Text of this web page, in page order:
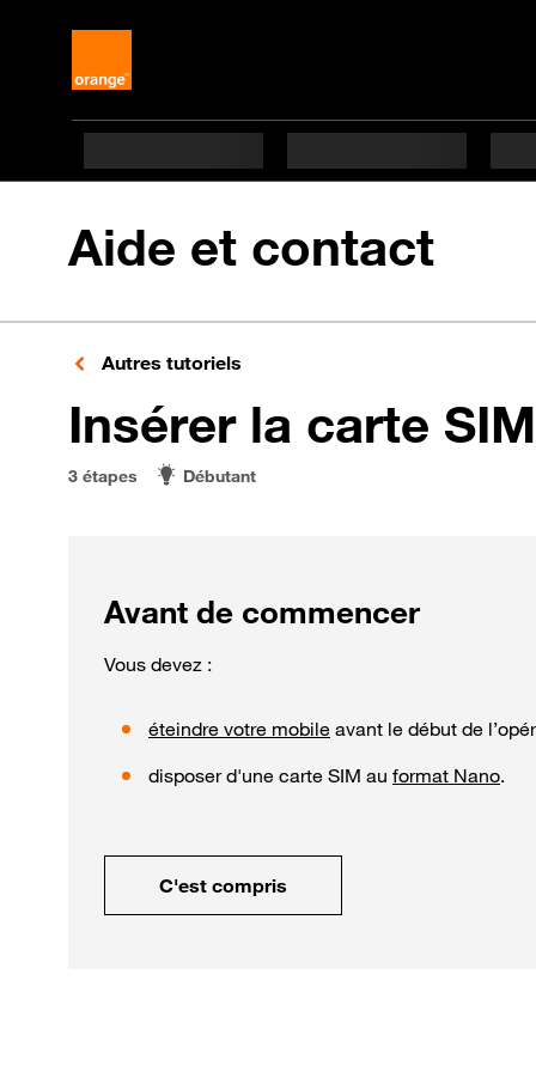
Aide et contact
Autres tutoriels
Insérer la carte SIM
3 étapes Débutant
Avant de commencer
Vous devez :
éteindre votre mobile avant le début de
disposer d'une carte SIM au format Nano.
C'est compris